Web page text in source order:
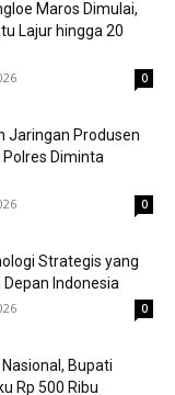
Maros Dimulai,
Lajur hingga 20
0
Jaringan Produsen
Polres Diminta
0
Strategis yang
Indonesia
0
Bupati
Rp 500 Ribu